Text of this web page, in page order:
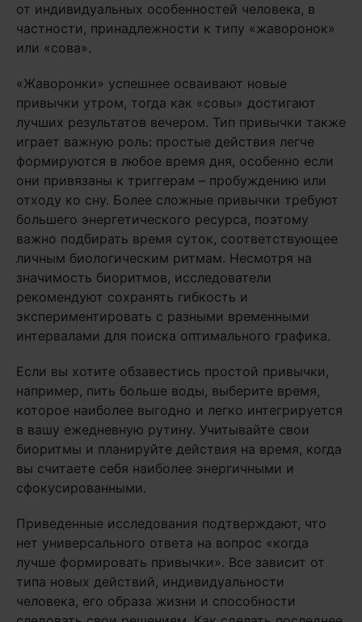
от индивидуальных особенностей человека, в
частности, принадлежности к типу «жаворонок»
или «сова».
«Жаворонки» успешнее осваивают новые
привычки утром, тогда как «совы» достигают
лучших результатов вечером. Тип привычки также
играет важную роль: простые действия легче
формируются в любое время дня, особенно если
они привязаны к триггерам – пробуждению или
отходу ко сну. Более сложные привычки требуют
большего энергетического ресурса, поэтому
важно подбирать время суток, соответствующее
личным биологическим ритмам. Несмотря на
значимость биоритмов, исследователи
рекомендуют сохранять гибкость и
экспериментировать с разными временными
интервалами для поиска оптимального графика.
Если вы хотите обзавестись простой привычки,
например, пить больше воды, выберите время,
которое наиболее выгодно и легко интегрируется
в вашу ежедневную рутину. Учитывайте свои
биоритмы и планируйте действия на время, когда
вы считаете себя наиболее энергичными и
сфокусированными.
Приведенные исследования подтверждают, что
нет универсального ответа на вопрос «когда
лучше формировать привычки». Все зависит от
типа новых действий, индивидуальности
человека, его образа жизни и способности